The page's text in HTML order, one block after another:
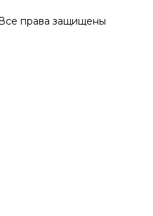
права защищены